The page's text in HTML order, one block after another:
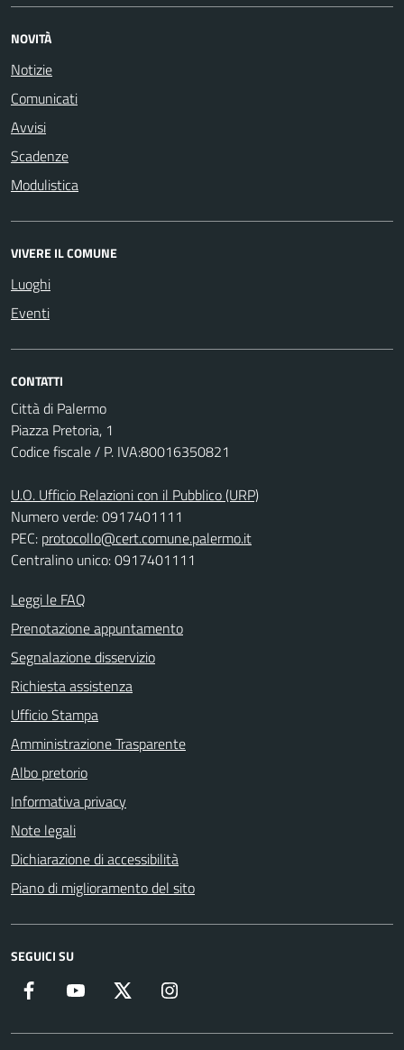
NOVITÀ
Notizie
Comunicati
Avvisi
Scadenze
Modulistica
VIVERE IL COMUNE
Luoghi
Eventi
CONTATTI
Città di Palermo
Piazza Pretoria, 1
Codice fiscale / P. IVA:80016350821
U.O. Ufficio Relazioni con il Pubblico (URP)
Numero verde: 0917401111
PEC: protocollo@cert.comune.palermo.it
Centralino unico: 0917401111
Leggi le FAQ
Prenotazione appuntamento
Segnalazione disservizio
Richiesta assistenza
Ufficio Stampa
Amministrazione Trasparente
Albo pretorio
Informativa privacy
Note legali
Dichiarazione di accessibilità
Piano di miglioramento del sito
SEGUICI SU
Facebook YouTube Twitter